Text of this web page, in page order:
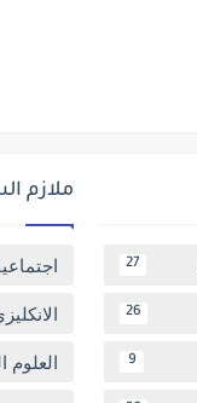
27
26
9
ملازم
العلوم